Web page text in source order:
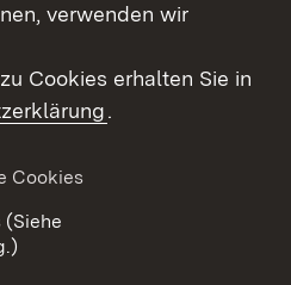
Kontakt
Erklärung zur
Barrierefreiheit
verwenden wir
Cookies erhalten Sie in
.
Cookies